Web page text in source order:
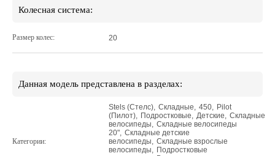
Колесная система:
Размер колес: 20
Данная модель представлена в разделах:
Категории:
Stels (Стелс), Складные, 450, Pilot
(Пилот), Подростковые, Детские, Складные
велосипеды, Складные велосипеды
20", Складные детские
велосипеды, Складные взрослые
велосипеды, Подростковые